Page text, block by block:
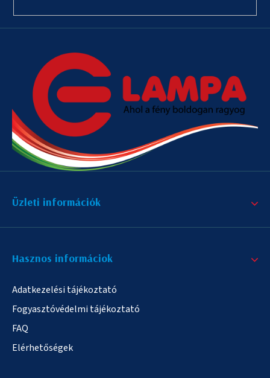
Üzleti információk
Hasznos informáciok
Adatkezelési tájékoztató
Fogyasztóvédelmi tájékoztató
FAQ
Elérhetőségek